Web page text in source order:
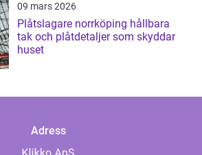
09 mars 2026
Plåtslagare norrköping hållbara
tak och plåtdetaljer som skyddar
huset
Adress